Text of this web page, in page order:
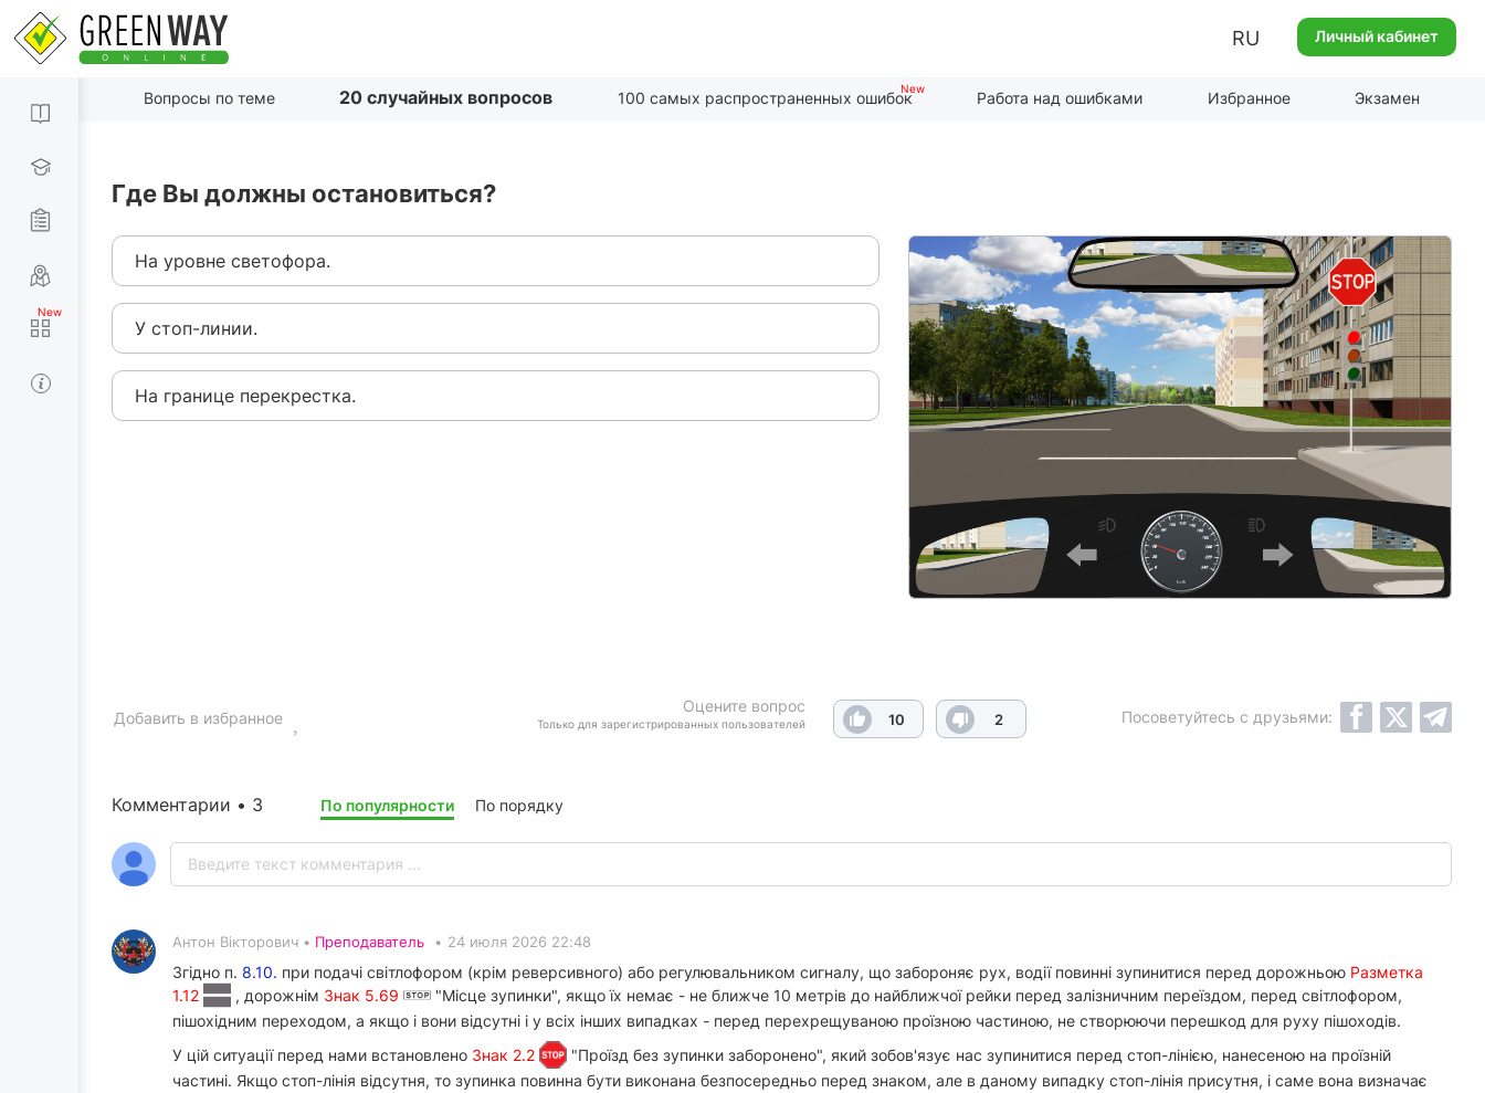
RU Личный кабинет
Вопросы по теме 20 случайных вопросов 100 самых распространенных ошибок Работа над ошибками Избранное Экзамен
Где Вы должны остановиться?
На уровне светофора.
У стоп-линии.
На границе перекрестка.
Оцените вопрос
Только для зарегистрированных пользователей 10 2
Добавить в избранное Посоветуйтесь с друзьями:
Комментарии • 3 По популярности По порядку
Антон Вікторович • Преподаватель • 24 июля 2026 22:48
Згідно п. 8.10. при подачі світлофором (крім реверсивного) або регулювальником сигналу, що забороняє рух, водії повинні зупинитися перед дорожньою Разметка
1.12
, дорожнім Знак 5.69
"Місце зупинки", якщо їх немає - не ближче 10 метрів до найближчої рейки перед залізничним переїздом, перед світлофором,
пішохідним переходом, а якщо і вони відсутні і у всіх інших випадках - перед перехрещуваною проїзною частиною, не створюючи перешкод для руху пішоходів.
У цій ситуації перед нами встановлено Знак 2.2
"Проїзд без зупинки заборонено", який зобов'язує нас зупинитися перед стоп-лінією, нанесеною на проїзній
частині. Якщо стоп-лінія відсутня, то зупинка повинна бути виконана безпосередньо перед знаком, але в даному випадку стоп-лінія присутня, і саме вона визначає